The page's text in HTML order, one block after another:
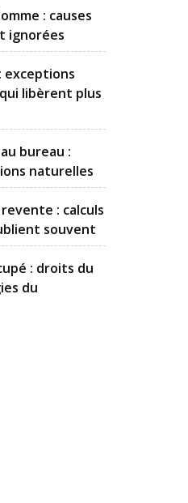
: causes
ignorées
exceptions
libèrent plus
bureau :
naturelles
: calculs
souvent
: droits du
du